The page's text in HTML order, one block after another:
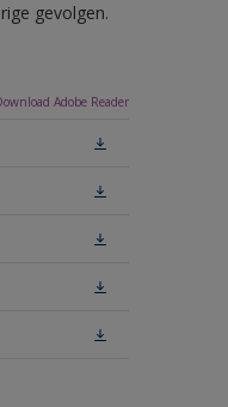
gevolgen.
Adobe Reader